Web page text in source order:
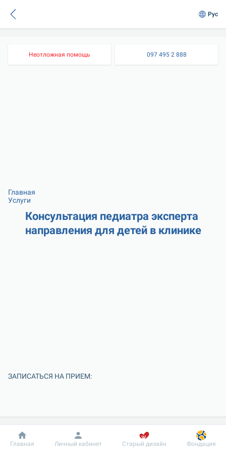
Рус
Неотложная помощь 097 495 2 888
Главная
Услуги
Консультация педиатра эксперта
направления для детей в клинике
ЗАПИСАТЬСЯ НА ПРИЕМ:
Добробут Информация Пациенту
Главная Личный кабинет Старый дизайн Фондация